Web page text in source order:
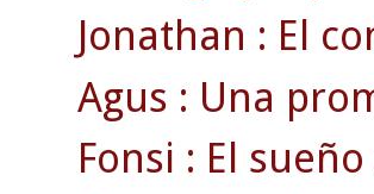
Jonathan : El
Agus : Una
Fonsi : El